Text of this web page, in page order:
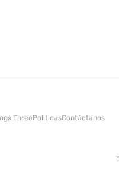
ThreePoliticasContáctanos